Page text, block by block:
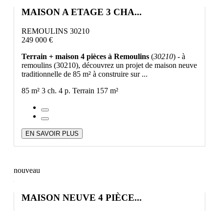
MAISON A ETAGE 3 CHA...
REMOULINS 30210
249 000 €
Terrain + maison 4 pièces à Remoulins (30210) - à
remoulins (30210), découvrez un projet de maison neuve
traditionnelle de 85 m² à construire sur ...
85 m² 3 ch. 4 p. Terrain 157 m²
EN SAVOIR PLUS
nouveau
MAISON NEUVE 4 PIÈCE...